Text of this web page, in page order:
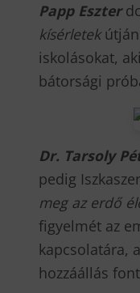
Papp Eszter
kísérletekútján
iskolásokat,
bátorsági
Dr. Tarsoly
pedig
meg az erdő
figyelmét az
kapcsolatára,
hozzáállás